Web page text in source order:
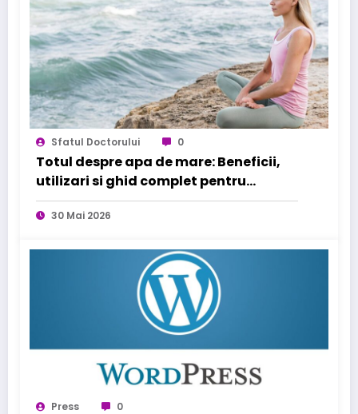
Sfatul Doctorului 0
Totul despre apa de mare: Beneficii,
utilizari si ghid complet pentru
sanatatea familiei tale
30 Mai 2026
Press 0